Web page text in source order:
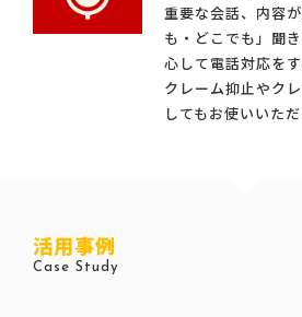
重要な会話、内容
も・どこでも」聞
心して電話対応を
クレーム抑止やク
してもお使いいただ
活用事例
Case Study